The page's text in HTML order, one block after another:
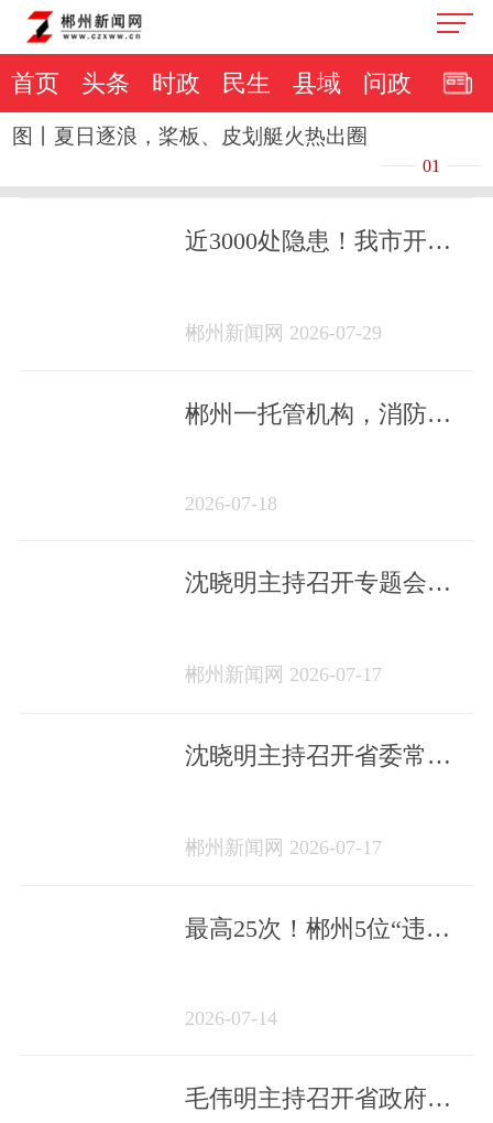
首页 头条 时政 民生 县域 问政
图丨夏日逐浪，桨板、皮划艇火热出圈
01
近3000处隐患！我市开展
郴州新闻网 2026-07-29
郴州一托管机构，消防查
2026-07-18
沈晓明主持召开专题会议
郴州新闻网 2026-07-17
沈晓明主持召开省委常委
郴州新闻网 2026-07-17
最高25次！郴州5位“违法
2026-07-14
毛伟明主持召开省政府第